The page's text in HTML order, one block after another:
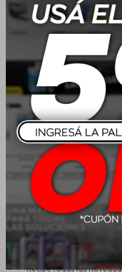
Cobril Agua Destilada 5L
Suscríbete a
Recibe todas las
Aerosoles
Estética automotriz
Accesorios
Baterías
Repuestos
Servicios